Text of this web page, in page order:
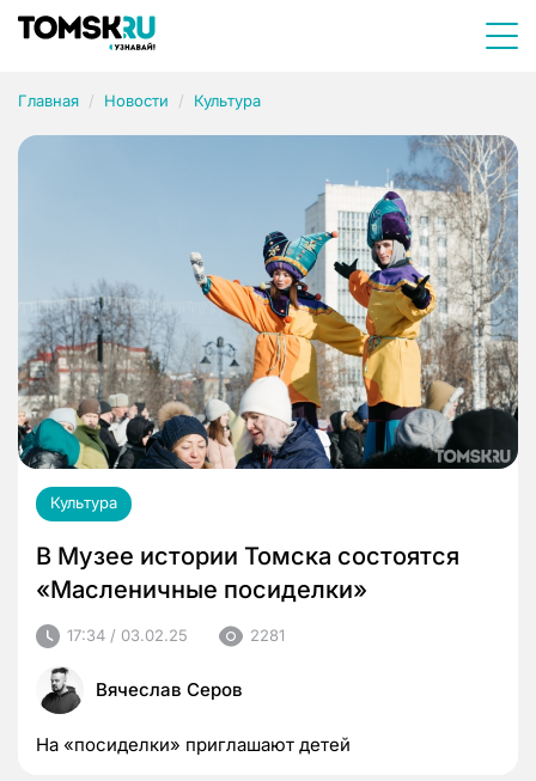
Главная Новости Культура
Культура
В Музее истории Томска состоятся
«Масленичные посиделки»
17:34 / 03.02.25 2281
Вячеслав Серов
На «посиделки» приглашают детей